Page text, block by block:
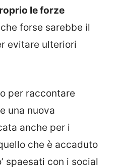
le forze
forse sarebbe il
evitare ulteriori
per raccontare
una nuova
anche per i
che è accaduto
spaesati con i social